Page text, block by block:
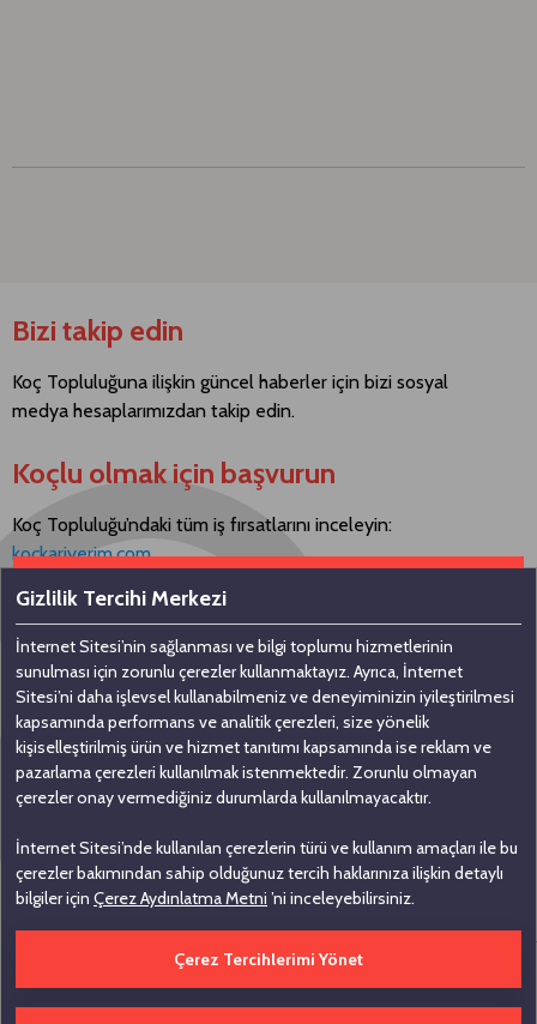
Bizi takip edin
Koç Topluluğuna ilişkin güncel haberler için bizi sosyal
medya hesaplarımızdan takip edin.
Koçlu olmak için başvurun
Koç Topluluğu’ndaki tüm iş fırsatlarını inceleyin:
kockariyerim.com
Bizimle iletişime geçin
Koç Holding A.Ş
Nakkaştepe, Azizbey Sokak, No: 1,
Kuzguncuk 34674, İstanbul
0 (216) 531 00 00
0 (216) 531 00 99
Çerez Tercihlerini Düzenle Bilgi Toplumu Hizmetleri
İhbar Bildirim
Kişisel Verilerin Korunması
Çekince İletişim Önemli Uyarı
Gizlilik Tercihi Merkezi
İnternet Sitesi’nin sağlanması ve bilgi toplumu hizmetlerinin
sunulması için zorunlu çerezler kullanmaktayız. Ayrıca, İnternet
Sitesi’ni daha işlevsel kullanabilmeniz ve deneyiminizin iyileştirilmesi
kapsamında performans ve analitik çerezleri, size yönelik
kişiselleştirilmiş ürün ve hizmet tanıtımı kapsamında ise reklam ve
pazarlama çerezleri kullanılmak istenmektedir. Zorunlu olmayan
çerezler onay vermediğiniz durumlarda kullanılmayacaktır.
İnternet Sitesi’nde kullanılan çerezlerin türü ve kullanım amaçları ile bu
çerezler bakımından sahip olduğunuz tercih haklarınıza ilişkin detaylı
bilgiler için Çerez Aydınlatma Metni ’ni inceleyebilirsiniz.
Çerez Tercihlerimi Yönet